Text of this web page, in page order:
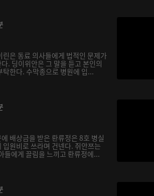
린은 동료 의사들에게 법적인 문제가
. 딩이위안은 그 말을 듣고 본인의
탁한다. 수막종으로 병원에 입...
배상금을 받은 롼류정은 8호 병실
입원비로 쓰라며 건넨다. 쥐안쯔는
들에게 끌림을 느끼고 롼류정에...